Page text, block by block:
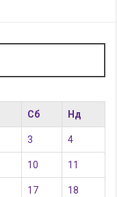
Сб Нд
3 4
10 11
17 18